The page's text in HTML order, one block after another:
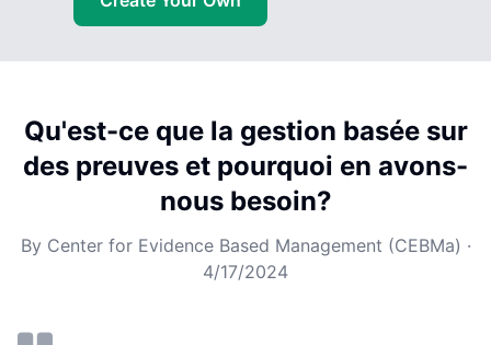
Qu'est-ce que la gestion basée sur
des preuves et pourquoi en avons-
nous besoin?
By Center for Evidence Based Management (CEBMa) ·
4/17/2024